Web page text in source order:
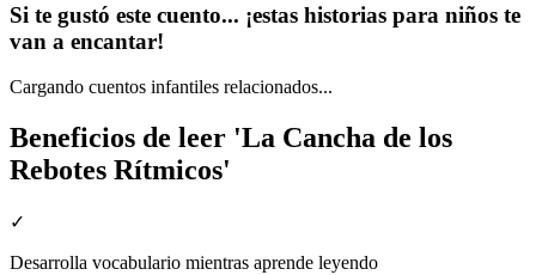
Si te gustó este cuento... ¡estas historias para niños te
van a encantar!
Cargando cuentos infantiles relacionados...
Beneficios de leer 'La Cancha de los
Rebotes Rítmicos'
✓
Desarrolla vocabulario mientras aprende leyendo